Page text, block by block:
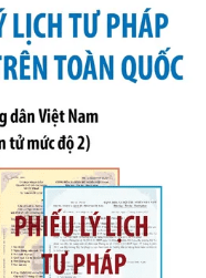
Chính phủ: Sửa
số 125/2020/NĐ-СР
phủ quy định xử
đơn được sửa đổi, bổ
CP
tục hành chính mới
bãi bỏ và phê duyệt
quyết thủ tục hành
vi chức năng quản